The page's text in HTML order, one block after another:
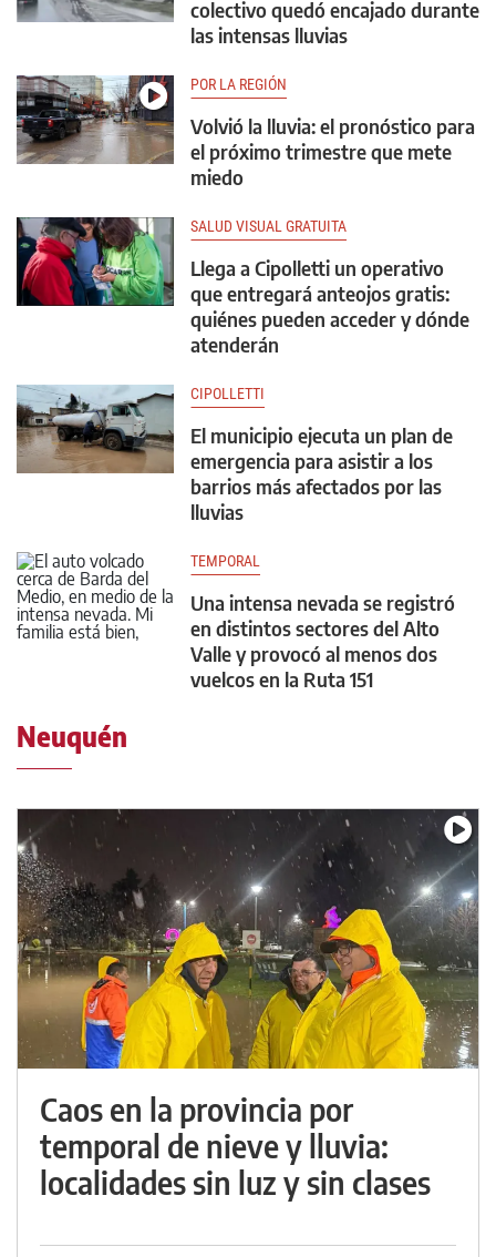
colectivo quedó encajado durante
las intensas lluvias
POR LA REGIÓN
Volvió la lluvia: el pronóstico para
el próximo trimestre que mete
miedo
SALUD VISUAL GRATUITA
Llega a Cipolletti un operativo
que entregará anteojos gratis:
quiénes pueden acceder y dónde
atenderán
CIPOLLETTI
El municipio ejecuta un plan de
emergencia para asistir a los
barrios más afectados por las
lluvias
TEMPORAL
Una intensa nevada se registró
en distintos sectores del Alto
Valle y provocó al menos dos
vuelcos en la Ruta 151
Neuquén
Caos en la provincia por
temporal de nieve y lluvia:
localidades sin luz y sin clases